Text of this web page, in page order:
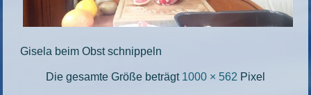
Gisela beim Obst schnippeln
Die gesamte Größe beträgt 1000 × 562 Pixel